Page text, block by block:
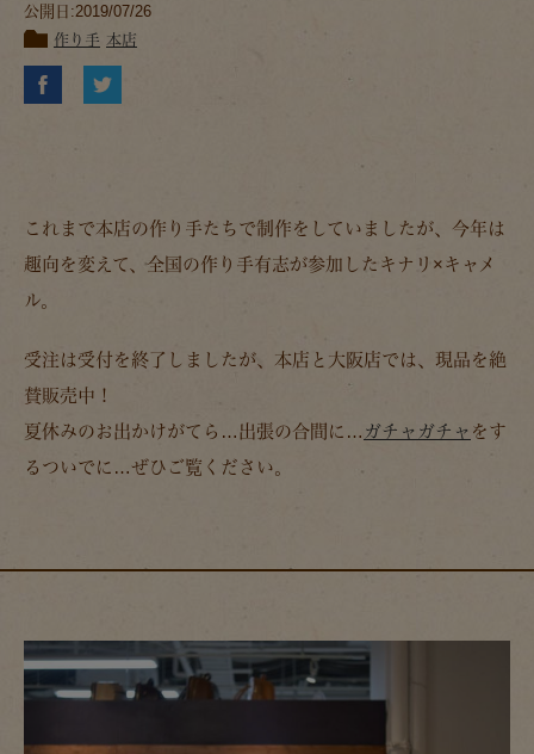
公開日:2019/07/26
作り手 本店
これまで本店の作り手たちで制作をしていましたが、今年は
趣向を変えて、全国の作り手有志が参加したキナリ×キャメ
ル。
受注は受付を終了しましたが、本店と大阪店では、現品を絶
賛販売中！
夏休みのお出かけがてら…出張の合間に… ガチャガチャ をす
るついでに…ぜひご覧ください。